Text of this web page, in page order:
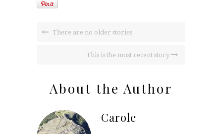
There are no older stories
This is the most recent story
About the Author
Carole